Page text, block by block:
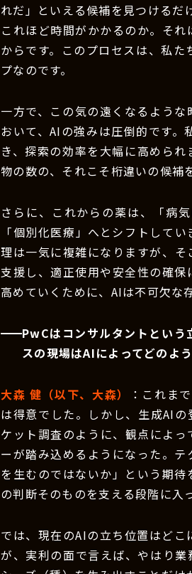
れだ」といえる候補を見つけるだ
これほど時間がかかるのか。そ
からです。このプロセスは、私
プなのです。
一方で、この気の遠くなるよう
おいて、AIの強みは圧倒的です
き、探索の効率を大幅に高めら
物の数の、それこそ桁違いの候補
さらに、これからの薬は、「病
「個別化医療」へとシフトして
理は一気に複雑になりますが、
支援し、適正使用や安全性の確
高めていくために、AIは不可欠な
PwCはコンサルタントという
スの現場はAIによってどのよ
大森 健（以下、大森）
：これま
は得意でした。しかし、生成AI
ケット調査のように、観点によ
ーが踏み込めるようになった。
を生むのではないか」という期
の判断そのものを支える段階に入
では、現在のAIの立ち位置はど
が、実利の面で言えば、やはり